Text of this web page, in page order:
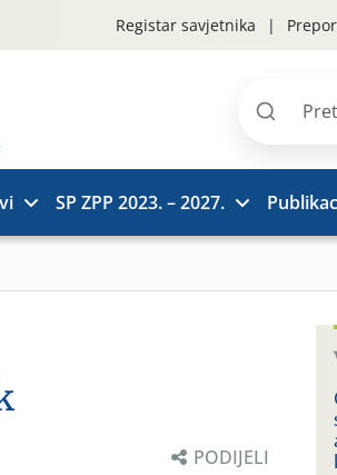
Registar savjetnika
Pretraži
SP ZPP 2023. – 2027.
PODIJELI